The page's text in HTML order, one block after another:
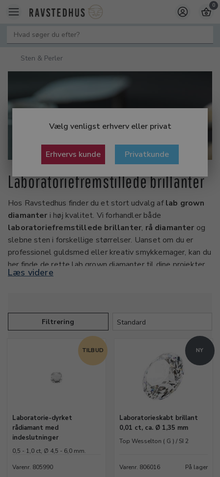
Vælg venligst erhverv eller privat
Erhvervs kunde Privatkunde
0
Sten & Perler
Laboratoriefremstillede brillanter
Hos Ravstedhus finder du et stort udvalg aflab grown
diamanter i høj kvalitet. Vi forhandler både
laboratoriefremstillede brillanter, rå diamanter og
slebne sten i forskellige størrelser. Uanset om du er
professionel guldsmed eller kreativ smykkemager, kan du
her finde de rette lab grown diamanter til dine projekter
til netop dit behov.
Enlab grown diamant- også kaldet en
diamantellerkunstig diamant
men fremstillet i et laboratorium. Den har samme
kemiske sammensætning, hårdhed og glans som en
naturlig diamant, men processen sker under kontrollerede
forhold, hvilket gør produktionen hurtigere og mere
Der findes to fremstillingsmetoder:
HTHP (High
Temperature High Pressure) og CVD (Chemical
Vapor Deposition)
. Begge skaber kunstige diamanter af
høj kvalitet, som efterfølgende vurderes ud fra de fire C’er
Læs videre
Filtrering
TILBUD
Laboratorie-dyrket
rådiamant med
indeslutninger
0,5 - 1,0 ct, Ø 4,5 - 6,0 mm.
Varenr. 805990
NY
Laboratorieskabt brillant
0,01 ct, ca. Ø 1,35 mm
Top Wesselton ( G ) / SI 2
Varenr. 806016 På lager